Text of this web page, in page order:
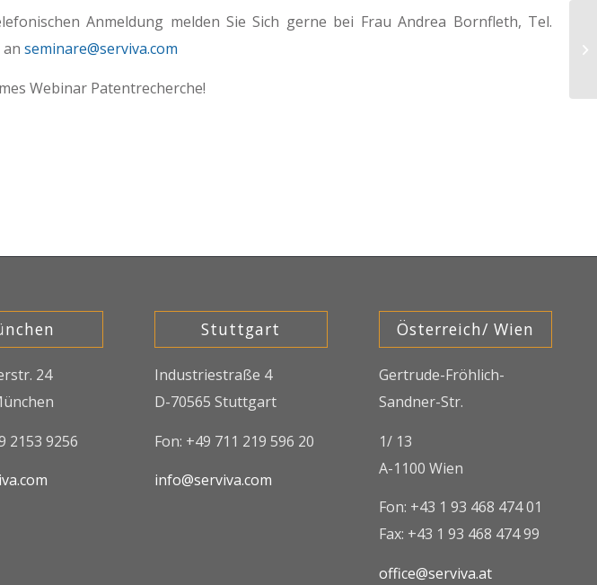
Anmeldung melden Sie Sich gerne bei Frau Andrea Bornfleth, Tel.
seminare@serviva.com
Webinar Patentrecherche!
24
2153 9256
Stuttgart
Industriestraße 4
D-70565 Stuttgart
Fon: +49 711 219 596 20
info@serviva.com
Österreich/ Wien
Gertrude-Fröhlich-
Sandner-Str.
1/ 13
A-1100 Wien
Fon: +43 1 93 468 474 01
Fax: +43 1 93 468 474 99
office@serviva.at